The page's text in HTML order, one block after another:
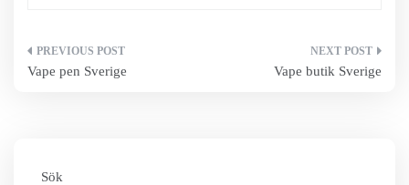
Inläggsnavigering
Vape pen Sverige Vape butik Sverige
Sök